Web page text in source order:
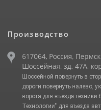
Производство
617064, Россия,
Шоссейная, зд. 47А,
Шоссейной повернуть в
дороги повернуть налево,
ворота для въезда
Технологии" для въезда